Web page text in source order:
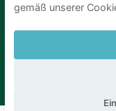
gemäß unserer
Parken Flughafen